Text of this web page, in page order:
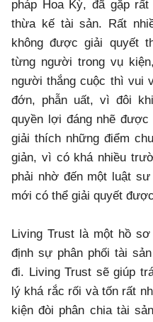
pháp Hoa Kỳ, đã gặp
thừa kế tài sản. Rất
không được giải quyết
từng người trong vụ
người thắng cuộc thì vui
đớn, phẫn uất, vì đôi
quyền lợi đáng nhẽ
giải thích những điểm
giản, vì có khá nhiều
phải nhờ đến một luật
mới có thể giải quyết
Living Trust là một hồ
định sự phân phối tài
đi. Living Trust sẽ giúp
lý khá rắc rối và tốn rất
kiện đòi phân chia tài